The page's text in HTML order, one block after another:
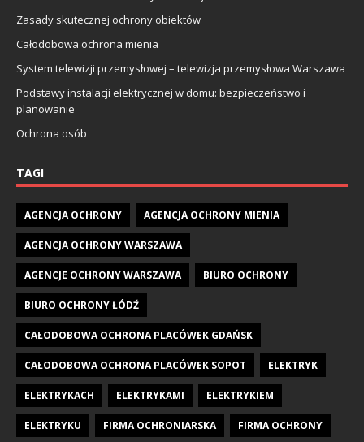
Zasady skutecznej ochrony obiektów
Całodobowa ochrona mienia
System telewizji przemysłowej – telewizja przemysłowa Warszawa
Podstawy instalacji elektrycznej w domu: bezpieczeństwo i
planowanie
Ochrona osób
TAGI
AGENCJA OCHRONY AGENCJA OCHRONY MIENIA
AGENCJA OCHRONY WARSZAWA
AGENCJE OCHRONY WARSZAWA BIURO OCHRONY
BIURO OCHRONY ŁÓDŹ
CAŁODOBOWA OCHRONA PLACÓWEK GDAŃSK
CAŁODOBOWA OCHRONA PLACÓWEK SOPOT ELEKTRYK
ELEKTRYKACH ELEKTRYKAMI ELEKTRYKIEM
ELEKTRYKU FIRMA OCHRONIARSKA FIRMA OCHRONY